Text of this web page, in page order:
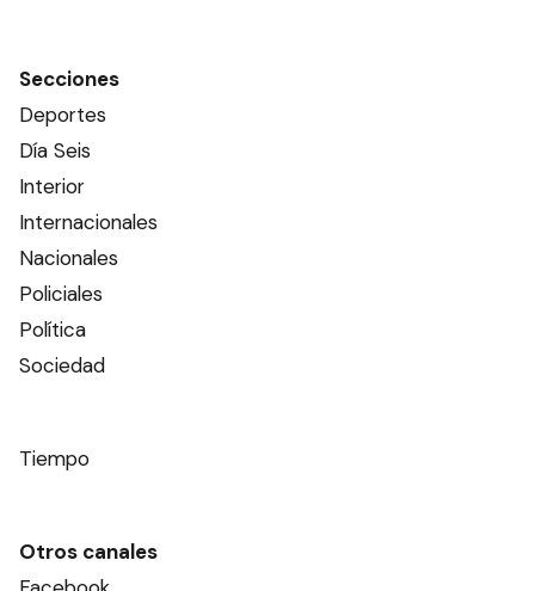
Secciones
Deportes
Día Seis
Interior
Internacionales
Nacionales
Policiales
Política
Sociedad
Tiempo
Otros canales